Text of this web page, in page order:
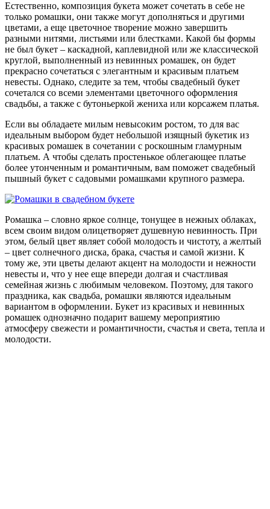
Естественно, композиция букета может сочетать в себе не
только ромашки, они также могут дополняться и другими
цветами, а еще цветочное творение можно завершить
разными нитями, листьями или блестками. Какой бы формы
не был букет – каскадной, каплевидной или же классической
круглой, выполненный из невинных ромашек, он будет
прекрасно сочетаться с элегантным и красивым платьем
невесты. Однако, следите за тем, чтобы свадебный букет
сочетался со всеми элементами цветочного оформления
свадьбы, а также с бутоньеркой жениха или корсажем платья.
Если вы обладаете милым невысоким ростом, то для вас
идеальным выбором будет небольшой изящный букетик из
красивых ромашек в сочетании с роскошным гламурным
платьем. А чтобы сделать простенькое облегающее платье
более утонченным и романтичным, вам поможет свадебный
пышный букет с садовыми ромашками крупного размера.
Ромашка – словно яркое солнце, тонущее в нежных облаках,
всем своим видом олицетворяет душевную невинность. При
этом, белый цвет являет собой молодость и чистоту, а желтый
– цвет солнечного диска, брака, счастья и самой жизни. К
тому же, эти цветы делают акцент на молодости и нежности
невесты и, что у нее еще впереди долгая и счастливая
семейная жизнь с любимым человеком. Поэтому, для такого
праздника, как свадьба, ромашки являются идеальным
вариантом в оформлении. Букет из красивых и невинных
ромашек однозначно подарит вашему мероприятию
атмосферу свежести и романтичности, счастья и света, тепла и
молодости.